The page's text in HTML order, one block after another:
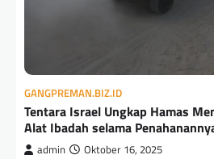
GANGPREMAN.BIZ.ID
Tentara Israel Ungkap Hamas
Alat Ibadah selama
admin Oktober 16, 2025